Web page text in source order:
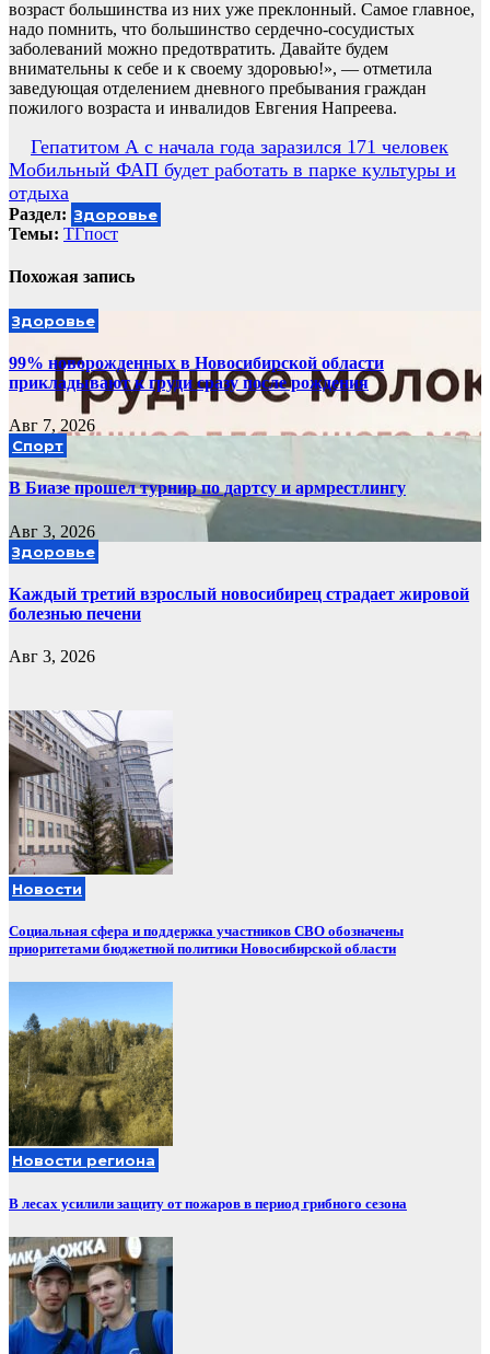
возраст большинства из них уже преклонный. Самое главное,
надо помнить, что большинство сердечно-сосудистых
заболеваний можно предотвратить. Давайте будем
внимательны к себе и к своему здоровью!», — отметила
заведующая отделением дневного пребывания граждан
пожилого возраста и инвалидов Евгения Напреева.
Навигация
по
записям
Гепатитом А с начала года заразился 171 человек
Мобильный ФАП будет работать в парке культуры и
отдыха
Раздел: Здоровье
Темы: ТГпост
Похожая запись
Здоровье
99% новорожденных в Новосибирской области
прикладывают к груди сразу после рождения
Авг 7, 2026
Спорт
В Биазе прошел турнир по дартсу и армрестлингу
Авг 3, 2026
Здоровье
Каждый третий взрослый новосибирец страдает жировой
болезнью печени
Авг 3, 2026
Новости
Социальная сфера и поддержка участников СВО обозначены
приоритетами бюджетной политики Новосибирской области
Новости региона
В лесах усилили защиту от пожаров в период грибного сезона